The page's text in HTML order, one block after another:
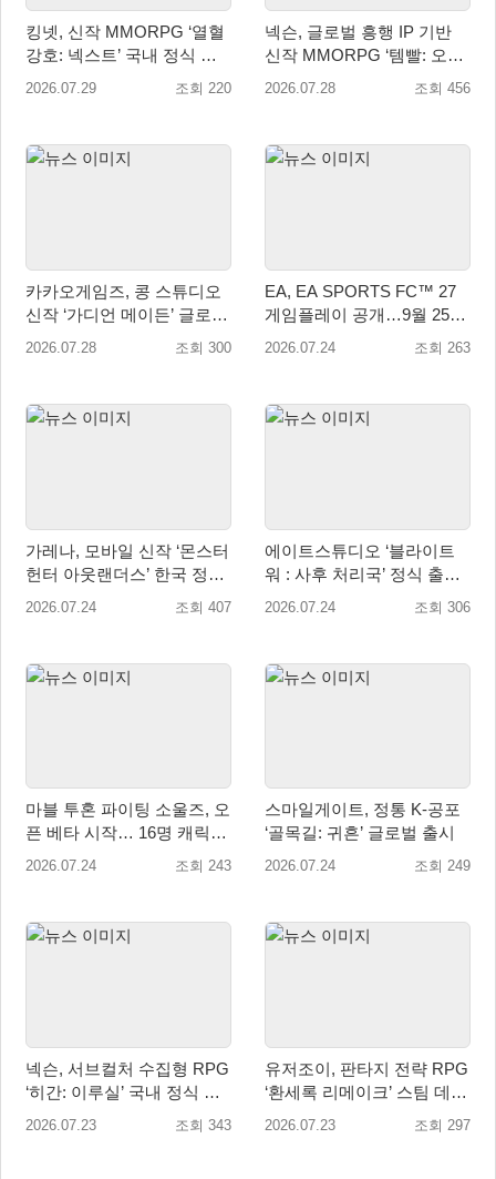
킹넷, 신작 MMORPG ‘열혈
강호: 넥스트’ 국내 정식 출
시
2026.07.29 조회 220
넥슨, 글로벌 흥행 IP 기반
신작 MMORPG ‘템빨: 오버
기어드’ 타이틀명 확정!
2026.07.28 조회 456
카카오게임즈, 콩 스튜디오
신작 ‘가디언 메이든’ 글로벌
퍼블리싱 계약
2026.07.28 조회 300
EA, EA SPORTS FC™ 27
게임플레이 공개…9월 25일
전 세계 출시
2026.07.24 조회 263
가레나, 모바일 신작 ‘몬스터
헌터 아웃랜더스’ 한국 정식
출시 확정… 사전예약 시작
2026.07.24 조회 407
에이트스튜디오 ‘블라이트
워 : 사후 처리국’ 정식 출
시… 사전예약자 50만 명 달
2026.07.24 조회 306
마블 투혼 파이팅 소울즈, 오
픈 베타 시작… 16명 캐릭터
공개
2026.07.24 조회 243
스마일게이트, 정통 K-공포
‘골목길: 귀흔’ 글로벌 출시
2026.07.24 조회 249
넥슨, 서브컬처 수집형 RPG
‘히간: 이루실’ 국내 정식 출
시
2026.07.23 조회 343
유저조이, 판타지 전략 RPG
‘환세록 리메이크’ 스팀 데모
무료 배포
2026.07.23 조회 297